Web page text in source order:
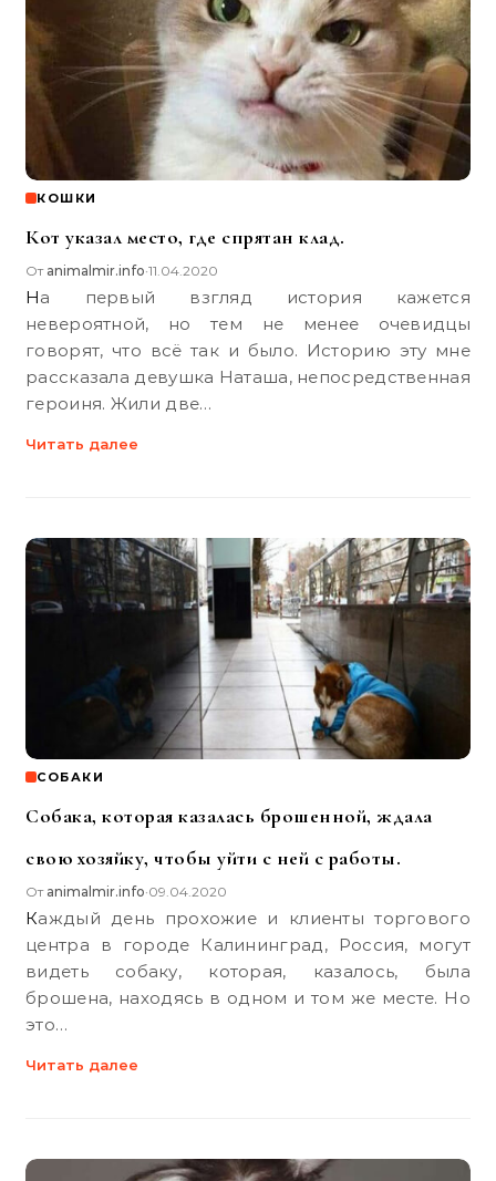
КОШКИ
Кот указал место, где спрятан клад.
От animalmir.info•11.04.2020
На первый взгляд история кажется
невероятной, но тем не менее очевидцы
говорят, что всё так и было. Историю эту мне
рассказала девушка Наташа, непосредственная
героиня. Жили две…
Читать далее
СОБАКИ
Собака, которая казалась брошенной, ждала
свою хозяйку, чтобы уйти с ней с работы.
От animalmir.info•09.04.2020
Каждый день прохожие и клиенты торгового
центра в городе Калининград, Россия, могут
видеть собаку, которая, казалось, была
брошена, находясь в одном и том же месте. Но
это…
Читать далее